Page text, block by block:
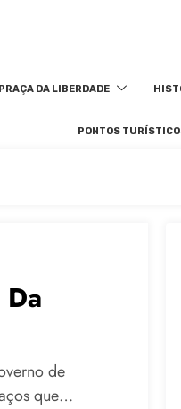
DA LIBERDADE
PONTOS
de
que…